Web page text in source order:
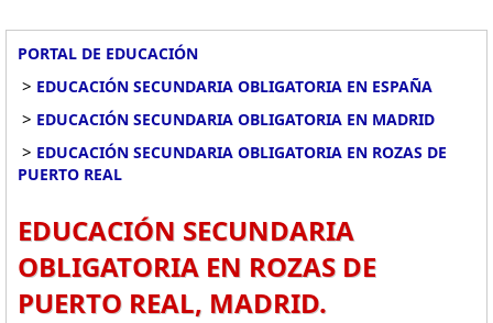
PORTAL DE EDUCACIÓN
> EDUCACIÓN SECUNDARIA OBLIGATORIA EN ESPAÑA
> EDUCACIÓN SECUNDARIA OBLIGATORIA EN MADRID
> EDUCACIÓN SECUNDARIA OBLIGATORIA EN ROZAS DE
PUERTO REAL
EDUCACIÓN SECUNDARIA
OBLIGATORIA EN ROZAS DE
PUERTO REAL, MADRID.